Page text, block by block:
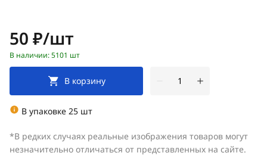
Цена:
50 ₽/шт
В наличии: 5101 шт
В корзину
В упаковке 25 шт
*В редких случаях реальные изображения товаров могут
незначительно отличаться от представленных на сайте.